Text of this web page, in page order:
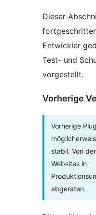
Dieser
Entwickler
Test- und
vorgestellt.
Vorherige
Vorherige
stabil. Von
Websites in
abgeraten.